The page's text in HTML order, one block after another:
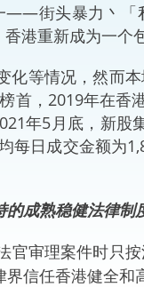
街头暴力丶「
港重新成为一个
等情况，然而
首，2019年在香
年5月底，新股
每日成交金额为
成熟稳健法律制
官审理案件时只
信任香港健全和